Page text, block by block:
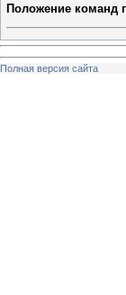
Положение команд
Полная версия сайта